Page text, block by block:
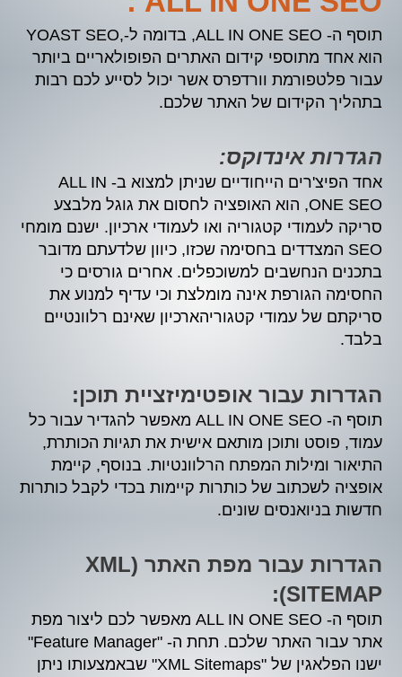
תוסף ה- ALL IN ONE SEO, בדומה ל-,YOAST SEO
הוא אחד מתוספי קידום האתרים הפופולאריים ביותר
עבור פלטפורמת וורדפרס אשר יכול לסייע לכם רבות
בתהליך הקידום של האתר שלכם.
הגדרות אינדוקס:
אחד הפיצ'רים הייחודיים שניתן למצוא ב- ALL IN
ONE SEO, הוא האופציה לחסום את גוגל מלבצע
סריקה לעמודי קטגוריה ואו לעמודי ארכיון. ישנם מומחי
SEO המצדדים בחסימה שכזו, כיוון שלדעתם מדובר
בתכנים הנחשבים למשוכפלים. אחרים גורסים כי
החסימה הגורפת אינה מומלצת וכי עדיף למנוע את
סריקתם של עמודי קטגוריהארכיון שאינם רלוונטיים
בלבד.
הגדרות עבור אופטימיזציית תוכן:
תוסף ה- ALL IN ONE SEO מאפשר להגדיר עבור כל
עמוד, פוסט ותוכן מותאם אישית את תגיות הכותרת,
התיאור ומילות המפתח הרלוונטיות. בנוסף, קיימת
אופציה לשכתוב של כותרות קיימות בכדי לקבל כותרות
חדשות בניואנסים שונים.
הגדרות עבור מפת האתר (XML
SITEMAP):
תוסף ה- ALL IN ONE SEO מאפשר לכם ליצור מפת
אתר עבור האתר שלכם. תחת ה- "Feature Manager"
ישנו הפלאגין של "XML Sitemaps" שבאמצעותו ניתן